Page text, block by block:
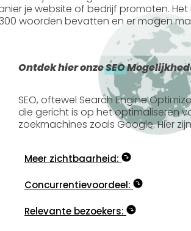
je website of bedrijf promoten.
woorden bevatten en er mogen
Ontdek hier onzeSEO
SEO, oftewel Search Engine
die gericht is op het optimaliseren
zoekmachines zoals Google. Hier
Meer zichtbaarheid:
Concurrentievoordeel:
Relevante bezoekers: